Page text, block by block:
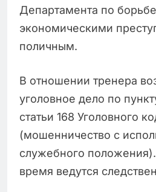
Департамента по
экономическими
поличным.
В отношении тренера
уголовное дело по
статьи 168 Уголовного
(мошенничество с
служебного
время ведутся